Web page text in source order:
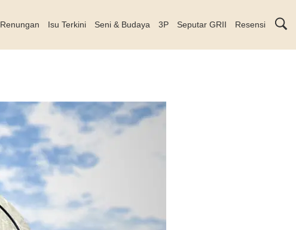
Renungan Isu Terkini Seni & Budaya 3P Seputar GRII Resensi